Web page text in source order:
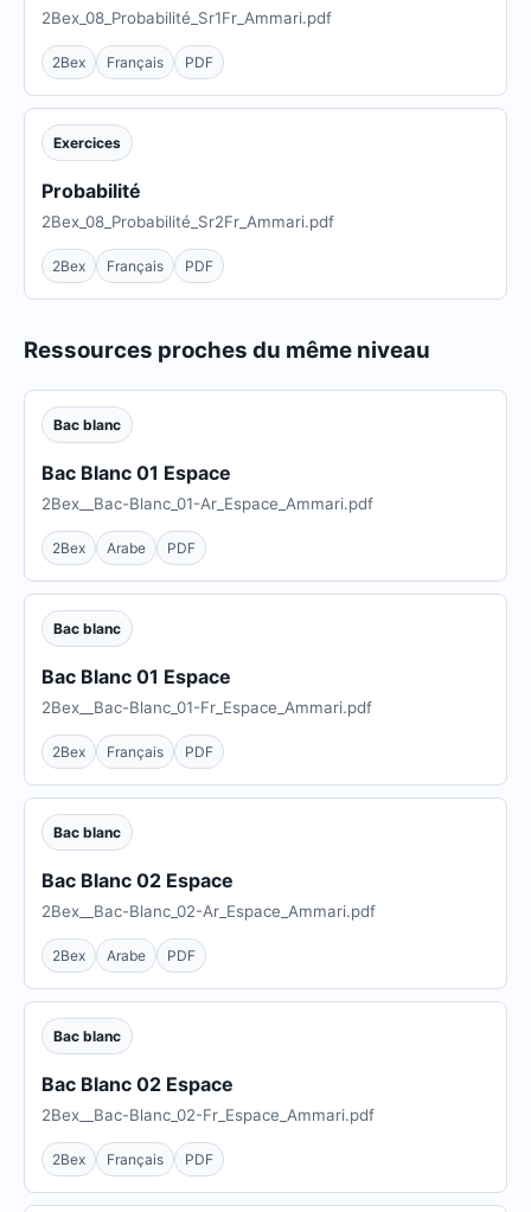
2Bex_08_Probabilité_Sr1Fr_Ammari.pdf
2Bex Français PDF
Exercices
Probabilité
2Bex_08_Probabilité_Sr2Fr_Ammari.pdf
2Bex Français PDF
Ressources proches du même niveau
Bac blanc
Bac Blanc 01 Espace
2Bex__Bac-Blanc_01-Ar_Espace_Ammari.pdf
2Bex Arabe PDF
Bac blanc
Bac Blanc 01 Espace
2Bex__Bac-Blanc_01-Fr_Espace_Ammari.pdf
2Bex Français PDF
Bac blanc
Bac Blanc 02 Espace
2Bex__Bac-Blanc_02-Ar_Espace_Ammari.pdf
2Bex Arabe PDF
Bac blanc
Bac Blanc 02 Espace
2Bex__Bac-Blanc_02-Fr_Espace_Ammari.pdf
2Bex Français PDF